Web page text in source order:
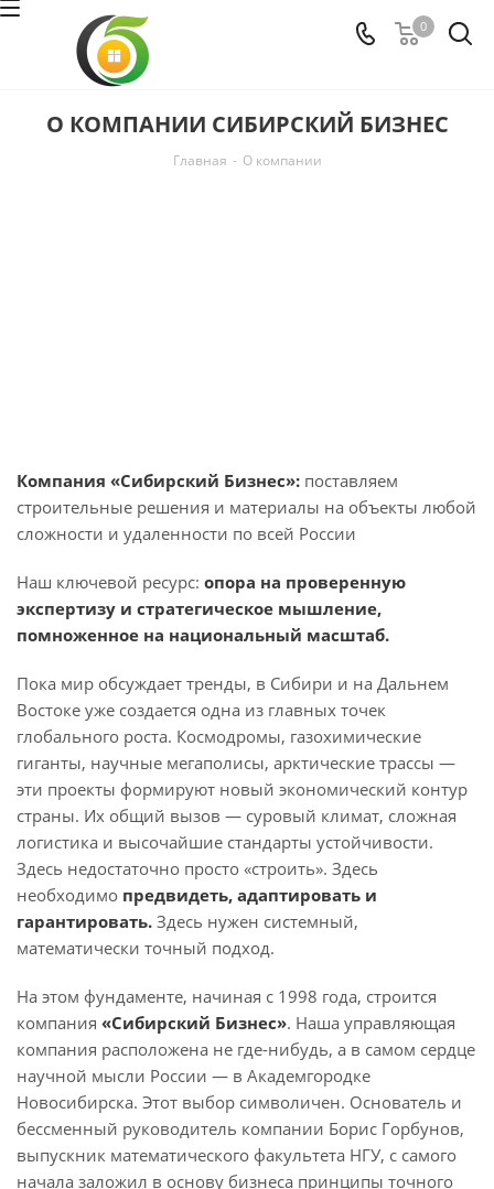
0
О КОМПАНИИ СИБИРСКИЙ БИЗНЕС
Главная - О компании
Компания «Сибирский Бизнес»: поставляем
строительные решения и материалы на объекты любой
сложности и удаленности по всей России
Наш ключевой ресурс: опора на проверенную
экспертизу и стратегическое мышление,
помноженное на национальный масштаб.
Пока мир обсуждает тренды, в Сибири и на Дальнем
Востоке уже создается одна из главных точек
глобального роста. Космодромы, газохимические
гиганты, научные мегаполисы, арктические трассы —
эти проекты формируют новый экономический контур
страны. Их общий вызов — суровый климат, сложная
логистика и высочайшие стандарты устойчивости.
Здесь недостаточно просто «строить». Здесь
необходимо предвидеть, адаптировать и
гарантировать. Здесь нужен системный,
математически точный подход.
На этом фундаменте, начиная с 1998 года, строится
компания «Сибирский Бизнес». Наша управляющая
компания расположена не где-нибудь, а в самом сердце
научной мысли России — в Академгородке
Новосибирска. Этот выбор символичен. Основатель и
бессменный руководитель компании Борис Горбунов,
выпускник математического факультета НГУ, с самого
начала заложил в основу бизнеса принципы точного